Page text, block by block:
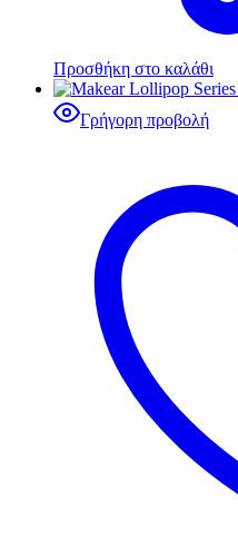
Προσθήκη στο καλάθι
Γρήγορη προβολή